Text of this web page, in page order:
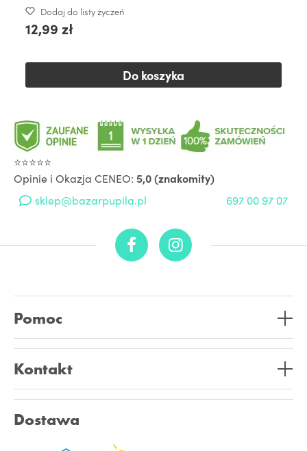
Dodaj do listy życzeń
12,99 zł
Do koszyka
⭐⭐⭐⭐⭐
Opinie i Okazja CENEO: 5,0 (znakomity)
sklep@bazarpupila.pl
697 00 97 07
Pomoc
Kontakt
Dostawa